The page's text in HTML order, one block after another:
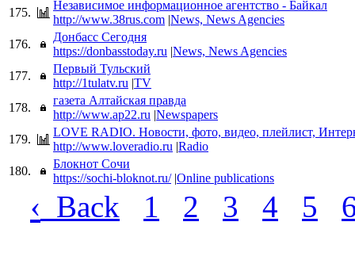
175.
Независимое информационное агентство - Байкал
http://www.38rus.com |News, News Agencies
176.
Донбасс Сегодня
https://donbasstoday.ru |News, News Agencies
177.
Первый Тульский
http://1tulatv.ru |TV
178.
газета Алтайская правда
http://www.ap22.ru |Newspapers
179.
LOVE RADIO. Новости, фото, видео, плейлист,
http://www.loveradio.ru |Radio
180.
Блокнот Сочи
https://sochi-bloknot.ru/ |Online publications
‹ Back 1 2 3 4 5